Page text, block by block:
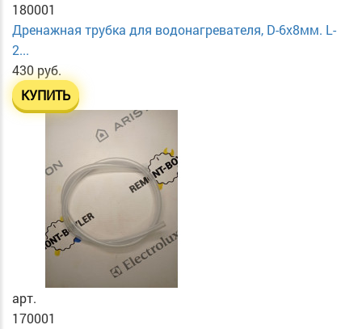
180001
Дренажная трубка для водонагревателя, D-6х8мм. L-
2...
430 руб.
КУПИТЬ
арт.
170001